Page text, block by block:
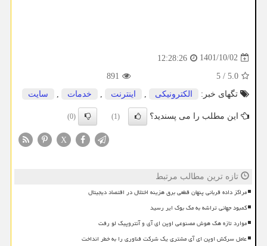
1401/10/02
12:28:26
5.0
/
5
891
تگهای خبر:
الكترونیكی , اینترنت , خدمات , سایت
این مطلب را می پسندید؟ (1)
(0)
X
تازه ترین مطالب مرتبط
مراکز داده قربانی پنهان قطعی برق هزینه اختلال در اقتصاد دیجیتال
کمبود جهانی تراشه به مک بوک ایر رسید
موارد تازه هک هوش مصنوعی اوپن ای آی و آنتروپیک لو رفت
عامل سرکش اوپن ای آی مشتری یک شرکت فناوری را به خطر انداخت